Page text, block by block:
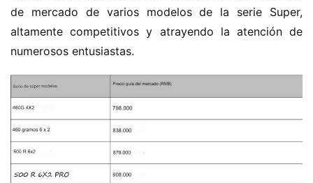
de mercado de varios modelos de la serie Super,
altamente competitivos y atrayendo la atención de
numerosos entusiastas.